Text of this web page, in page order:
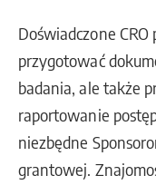
Doświadczone
przygotować
badania, ale także
raportowanie
niezbędne
grantowej.